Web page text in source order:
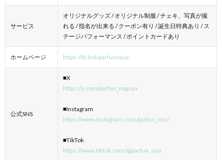
サービス
オリジナルグッズ / オリジナル制服 / チェキ、写真が撮
れる / 指名が出来る / クーポン有り / 誕生日特典あり / ス
テージパフォーマンス / ポイントカードあり
ホームページ https://lit.link/parfunosua
公式SNS
■X
https://x.com/parfun_nagoya
■Instagram
https://www.instagram.com/parfun_osu/
■TikTok
https://www.tiktok.com/@parfun_osu